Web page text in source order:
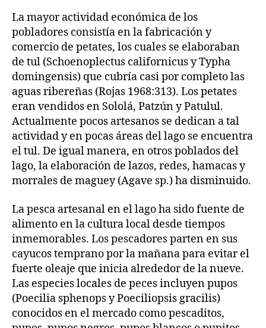
La mayor actividad económica de los
pobladores consistía en la fabricación y
comercio de petates, los cuales se elaboraban
de tul (Schoenoplectus californicus y Typha
domingensis) que cubría casi por completo las
aguas ribereñas (Rojas 1968:313). Los petates
eran vendidos en Sololá, Patzún y Patulul.
Actualmente pocos artesanos se dedican a tal
actividad y en pocas áreas del lago se encuentra
el tul. De igual manera, en otros poblados del
lago, la elaboración de lazos, redes, hamacas y
morrales de maguey (Agave sp.) ha disminuido.
La pesca artesanal en el lago ha sido fuente de
alimento en la cultura local desde tiempos
inmemorables. Los pescadores parten en sus
cayucos temprano por la mañana para evitar el
fuerte oleaje que inicia alrededor de la nueve.
Las especies locales de peces incluyen pupos
(Poecilia sphenops y Poeciliopsis gracilis)
conocidos en el mercado como pescaditos,